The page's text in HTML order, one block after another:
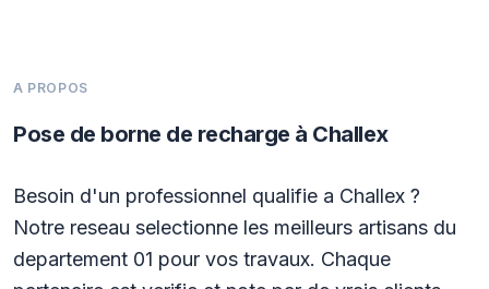
A PROPOS
Pose de borne de recharge à Challex
Besoin d'un professionnel qualifie a Challex ?
Notre reseau selectionne les meilleurs artisans du
departement 01 pour vos travaux. Chaque